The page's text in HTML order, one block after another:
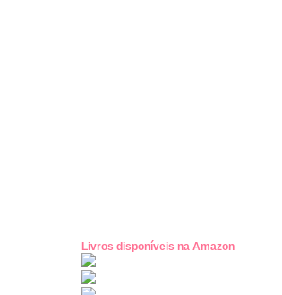
Livros disponíveis na Amazon